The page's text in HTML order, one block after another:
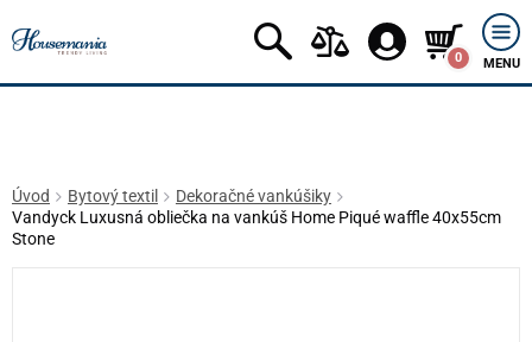
0 MENU
Úvod Bytový textil
Dekoračné vankúšiky
Vandyck Luxusná obliečka na vankúš Home Piqué waffle 40x55cm
Stone